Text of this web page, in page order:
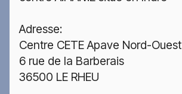
Adresse:
Centre CETE Apave Nord-Ouest
6 rue de la Barberais
36500 LE RHEU